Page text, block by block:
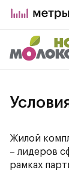
Жилой
– лидеров
рамках